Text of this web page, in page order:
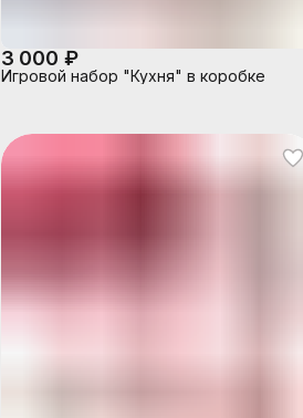
3 000 ₽
Игровой набор "Кухня" в коробке